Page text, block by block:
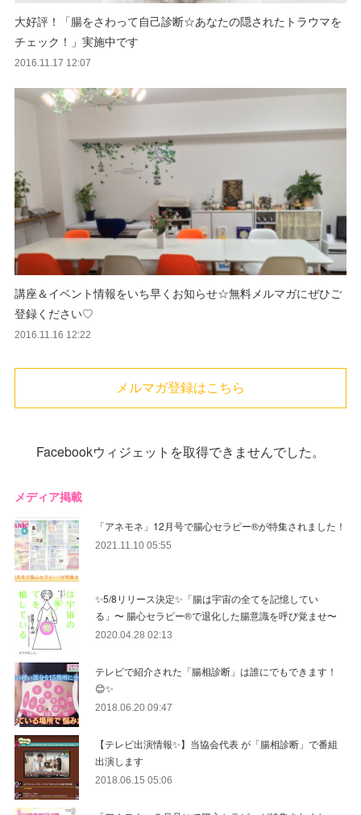
大好評！「腸をさわって自己診断☆あなたの隠されたトラウマを
チェック！」実施中です
2016.11.17 12:07
講座＆イベント情報をいち早くお知らせ☆無料メルマガにぜひご
登録ください♡
2016.11.16 12:22
メルマガ登録はこちら
Facebookウィジェットを取得できませんでした。
メディア掲載
「アネモネ」12月号で腸心セラピー®︎が特集されました！
2021.11.10 05:55
✨5/8リリース決定✨「腸は宇宙の全てを記憶してい
る」〜 腸心セラピー®︎で退化した腸意識を呼び覚ませ〜
2020.04.28 02:13
テレビで紹介された「腸相診断」は誰にでもできます！
😊✨
2018.06.20 09:47
【テレビ出演情報✨】当協会代表 が「腸相診断」で番組
出演します
2018.06.15 05:06